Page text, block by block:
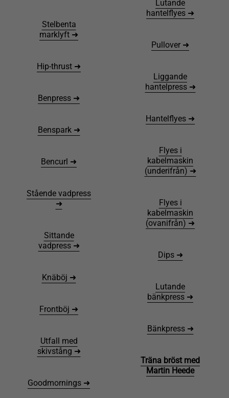
Stelbenta
marklyft ➜
Hip-thrust ➜
Benpress ➜
Benspark ➜
Bencurl ➜
Stående vadpress
➜
Sittande
vadpress ➜
Knäböj ➜
Frontböj ➜
Utfall med
skivstång ➜
Goodmornings ➜
Lutande
hantelflyes ➜
Pullover ➜
Liggande
hantelpress ➜
Hantelflyes ➜
Flyes i
kabelmaskin
(underifrån) ➜
Flyes i
kabelmaskin
(ovanifrån) ➜
Dips ➜
Lutande
bänkpress ➜
Bänkpress ➜
Träna bröst med
Martin Heede